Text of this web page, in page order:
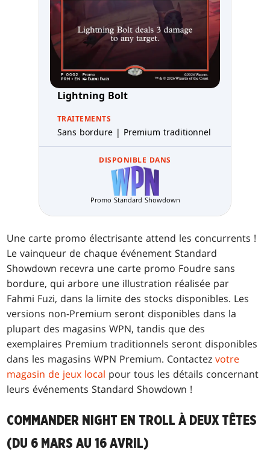
Lightning Bolt
TRAITEMENTS
Sans bordure | Premium traditionnel
DISPONIBLE DANS
Promo Standard Showdown
Une carte promo électrisante attend les concurrents !
Le vainqueur de chaque événement Standard
Showdown recevra une carte promo Foudre sans
bordure, qui arbore une illustration réalisée par
Fahmi Fuzi, dans la limite des stocks disponibles. Les
versions non-Premium seront disponibles dans la
plupart des magasins WPN, tandis que des
exemplaires Premium traditionnels seront disponibles
dans les magasins WPN Premium. Contactezvotre
magasin de jeux local pour tous les détails concernant
leurs événements Standard Showdown !
COMMANDER NIGHT EN TROLL À DEUX TÊTES
(DU 6 MARS AU 16 AVRIL)